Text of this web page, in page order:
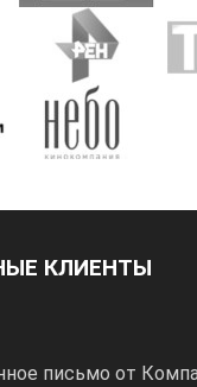
КЛИЕНТЫ
письмо от